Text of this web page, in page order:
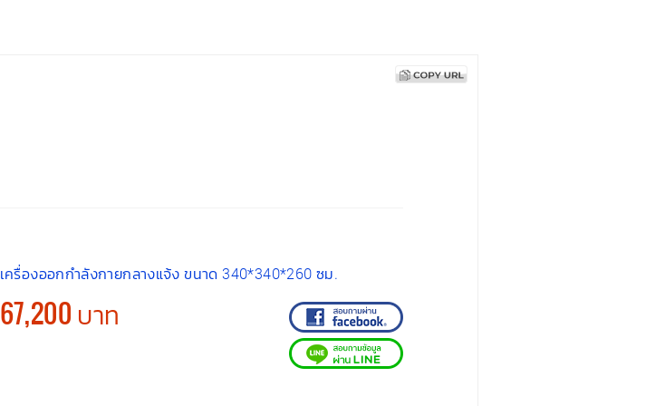
เครื่องออกกำลังกายกลางแจ้ง ขนาด 340*340*260 ซม.
67,200 บาท